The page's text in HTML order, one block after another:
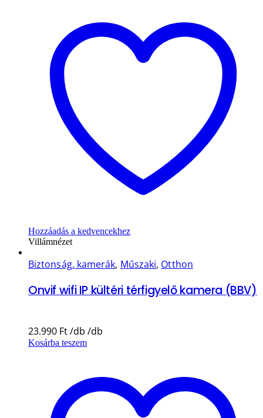
Hozzáadás a kedvencekhez
Villámnézet
Biztonság, kamerák, Műszaki, Otthon
Onvif wifi IP kültéri térfigyelő kamera (BBV)
23.990 Ft
Kosárba teszem